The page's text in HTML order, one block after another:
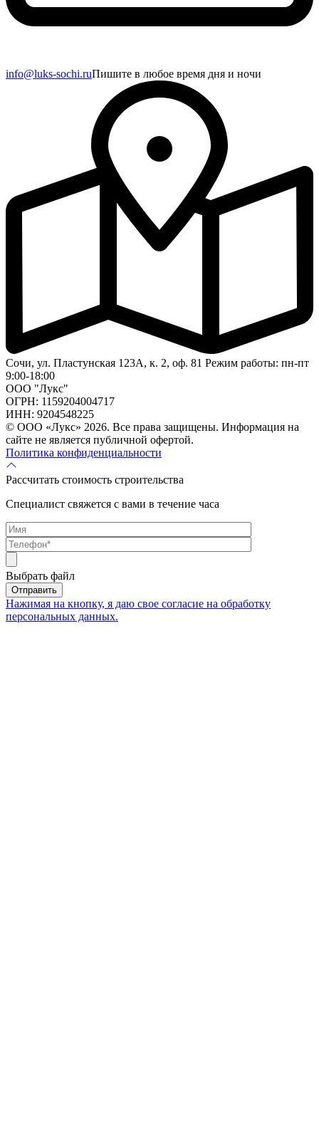
info@luks-sochi.ruПишите в любое время дня и ночи
Сочи, ул. Пластунская 123А, к. 2, оф. 81 Режим работы: пн-пт
9:00-18:00
ООО "Лукс"
ОГРН: 1159204004717
ИНН: 9204548225
© ООО «Лукс» 2026. Все права защищены. Информация на
сайте не является публичной офертой.
Политика конфиденциальности
Рассчитать стоимость строительства
Специалист свяжется с вами в течение часа
Выбрать файл
Нажимая на кнопку, я даю свое согласие на обработку
персональных данных.